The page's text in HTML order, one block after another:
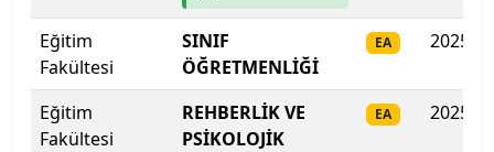
Düzce Üniversitesi
Ege Üniversitesi
Erciyes Üniversitesi
Eğitim
Fakültesi
SINIF
ÖĞRETMENLİĞİ
EA 2025
Eğitim
Fakültesi
REHBERLİK VE
PSİKOLOJİK
EA 2025